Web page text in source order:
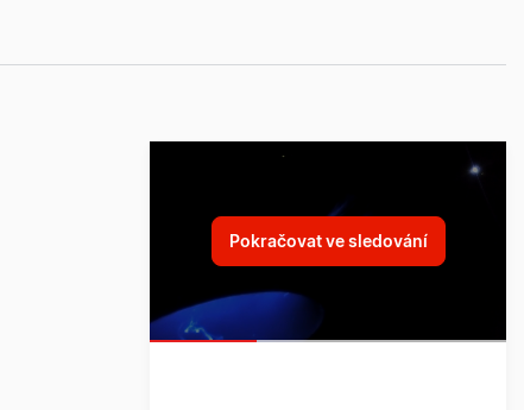
Pokračovat ve sledování